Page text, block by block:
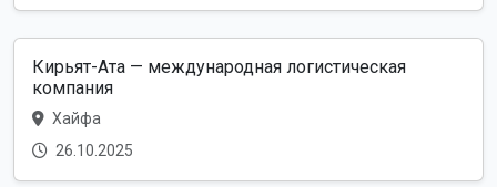
Кирьят-Ата — международная логистическая
компания
Хайфа
26.10.2025